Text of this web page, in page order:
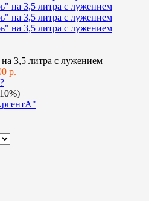
3,5 литра с лужением
р.